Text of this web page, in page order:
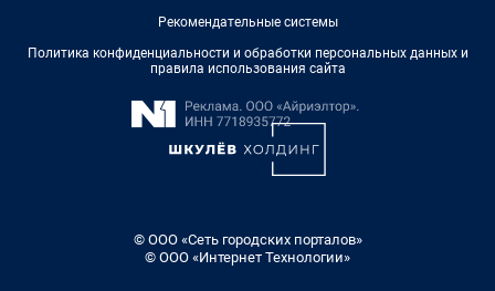
Рекомендательные системы
Политика конфиденциальности и обработки персональных данных и
правила использования сайта
© ООО «Сеть городских порталов»
© ООО «Интернет Технологии»